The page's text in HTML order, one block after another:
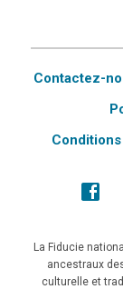
Contactez-
La Fiducie
ancestraux
culturelle et